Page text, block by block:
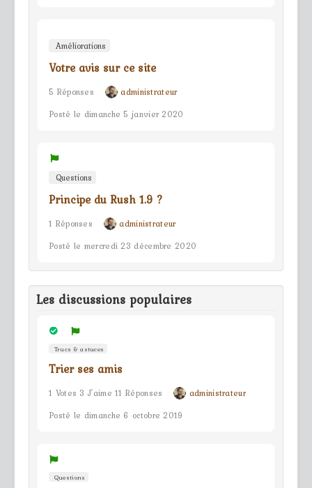
Améliorations
Votre avis sur ce site
5 Réponses
administrateur
Posté le dimanche 5 janvier 2020
Questions
Principe du Rush 1.9 ?
1 Réponses
administrateur
Posté le mercredi 23 décembre 2020
Les discussions populaires
Trucs & astuces
Trier ses amis
1 Votes 3 J'aime 11 Réponses
administrateur
Posté le dimanche 6 octobre 2019
Questions